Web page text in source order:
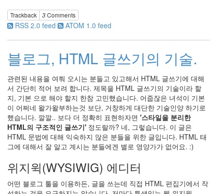
Trackback 3Comments
RSS 2.0 feed ATOM 1.0 feed
블로그, HTML 글쓰기의 기술.
관련된 내용을 여쭤 오시는 분들고 있고해서 HTML 글쓰기에 대해
서 간단히 적어 보려 합니다. 제목을 HTML 글쓰기의 기술이라 할
지, 기본 으로 해야 할지 한참 고민했습니다. 어줍잖은 녀석이 기본
이 어쩌네 왈가왈부하는것 보단, 거창하게 대단한 기술인양 하기로
했습니다. 깔깔.. 보다 더 정확히 표현하자면 '스타일을 분리한
HTML의 구조적인 글쓰기' 정도랄까? 네, 그렇습니다. 이 글은
HTML 문법에 대해 익숙하지 않은 분들을 위한 글입니다. HTML 태
그에 대해서 잘 알고 계시는 분들에겐 별로 영양가가 없어요. :)
위지윅(WYSIWIG) 에디터
어떤 블로그 툴을 이용하든, 글을 쓰는데 직접 HTML 편집기에서 작
Recent
Posts
무
을
찾
아
오
셨
든
더
이
상
이
로
그
는